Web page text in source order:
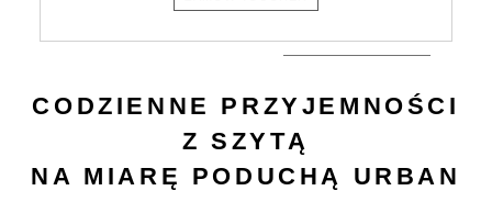
CODZIENNE PRZYJEMNOŚCI
Z SZYTĄ
NA MIARĘ PODUCHĄ URBAN